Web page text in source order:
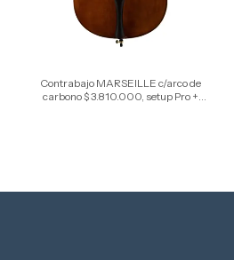
Contrabajo MARSEILLE c/arco de
carbono $ 3.810.000, setup Pro +